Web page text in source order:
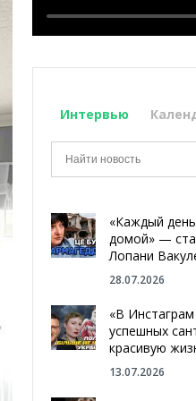
Интервью
«Каждый
домой» —
Лопани
28.07.2026
«В
успешных
красивую
13.07.2026